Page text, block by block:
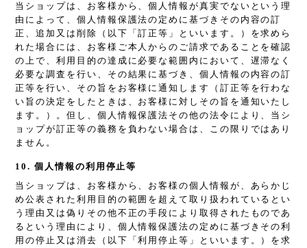
当ショップは、お客様から、個人情報が真実でないという理
由によって、個人情報保護法の定めに基づきその内容の訂
正、追加又は削除（以下「訂正等」といいます。）を求めら
れた場合には、お客様ご本人からのご請求であることを確認
の上で、利用目的の達成に必要な範囲内において、遅滞なく
必要な調査を行い、その結果に基づき、個人情報の内容の訂
正等を行い、その旨をお客様に通知します（訂正等を行わな
い旨の決定をしたときは、お客様に対しその旨を通知いたし
ます。）。但し、個人情報保護法その他の法令により、当シ
ョップが訂正等の義務を負わない場合は、この限りではあり
ません。
10. 個人情報の利用停止等
当ショップは、お客様から、お客様の個人情報が、あらかじ
め公表された利用目的の範囲を超えて取り扱われているとい
う理由又は偽りその他不正の手段により取得されたものであ
るという理由により、個人情報保護法の定めに基づきその利
用の停止又は消去（以下「利用停止等」といいます。）を求